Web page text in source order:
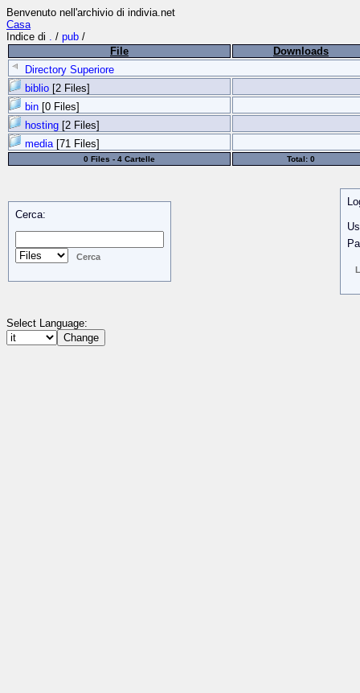
Benvenuto nell'archivio di indivia.net
Casa
Indice di . / pub /
File
Downloads
Directory Superiore
biblio [2 Files]
bin [0 Files]
hosting [2 Files]
media[71 Files]
0 Files - 4 Cartelle Total: 0
Cerca:
Select Language: